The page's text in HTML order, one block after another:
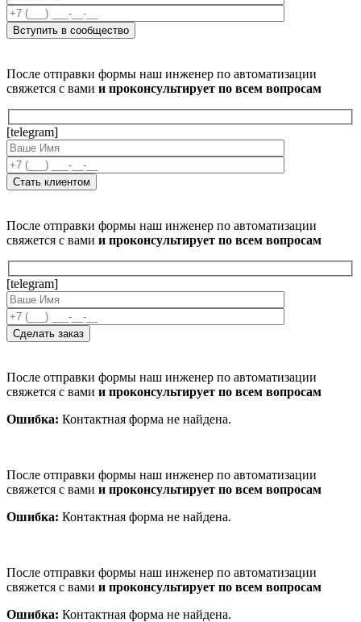
После отправки формы наш инженер по автоматизации
свяжется с вами и проконсультирует по всем вопросам
[telegram]
После отправки формы наш инженер по автоматизации
свяжется с вами и проконсультирует по всем вопросам
[telegram]
После отправки формы наш инженер по автоматизации
свяжется с вами и проконсультирует по всем вопросам
Ошибка: Контактная форма не найдена.
После отправки формы наш инженер по автоматизации
свяжется с вами и проконсультирует по всем вопросам
Ошибка: Контактная форма не найдена.
После отправки формы наш инженер по автоматизации
свяжется с вами и проконсультирует по всем вопросам
Ошибка: Контактная форма не найдена.